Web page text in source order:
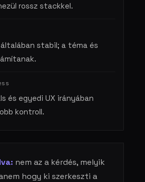
rossz stackkel.
stabil; a téma és
és egyedi UX irányában
kontroll.
nem az a kérdés, melyik
hogy ki szerkeszti a